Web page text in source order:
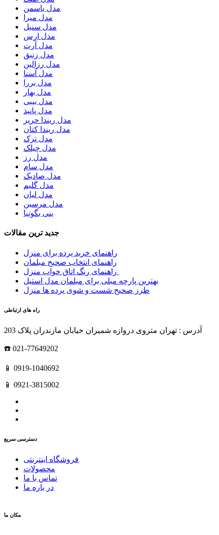
مدل یاسمن
مدل میرا
مدل سنبل
مدل ارس
مدل آرت
مدل زنبق
مدل رزالین
مدل آسنا
مدل بررا
مدل بهار
مدل بیبی
مدل پانیذ
مدل ریندا حریر
مدل ریندا کتان
مدل ترک
مدل چیلک
مدل رز
مدل سام
مدل صادیک
مدل گلیم
مدل لیان
مدل مرسین
ینی بگونیا
جدید ترین مقالات
راهنمای خرید پرده برای منزل
راهنمای انتخاب صحیح مبلمان
بهترین پارچه مبلی برای مبلمان مدل استیل
طرز صحیح شست و شوی پرده ها منزل
راه های ارتباطی
آدرس : تهران متروی دروازه شمیران خیابان مازندران پلاک 203
☎️ 021-77649202
📱 0919-1040692
📱 0921-3815002
دسترسی سریع
فروشگاه اینترنتی
محصولات
تماس با ما
در باره ما
مکان ما